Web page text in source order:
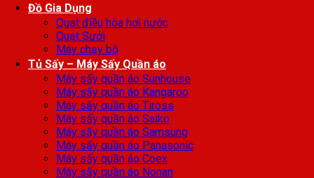
Đồ Gia Dụng
Quạt điều hòa hơi nước
Quạt Sưởi
Máy chạy bộ
Tủ Sấy – Máy Sấy Quần áo
Máy sấy quần áo Sunhouse
Máy sấy quần áo Kangaroo
Máy sấy quần áo Tiross
Máy sấy quần áo Saiko
Máy sấy quần áo Samsung
Máy sấy quần áo Panasonic
Máy sấy quần áo Coex
Máy sấy quần áo Nonan